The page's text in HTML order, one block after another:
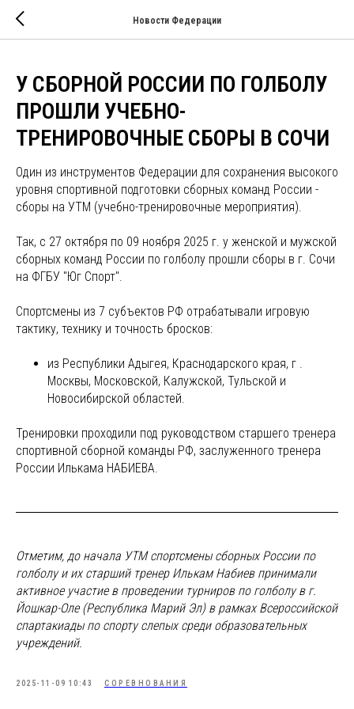
Новости Федерации
У СБОРНОЙ РОССИИ ПО ГОЛБОЛУ
ПРОШЛИ УЧЕБНО-
ТРЕНИРОВОЧНЫЕ СБОРЫ В СОЧИ
Один из инструментов Федерации для сохранения высокого
уровня спортивной подготовки сборных команд России -
сборы на УТМ (учебно-тренировочные мероприятия).
Так, с 27 октября по 09 ноября 2025 г. у женской и мужской
сборных команд России по голболу прошли сборы в г. Сочи
на ФГБУ "Юг Спорт".
Спортсмены из 7 субъектов РФ отрабатывали игровую
тактику, технику и точность бросков:
из Республики Адыгея, Краснодарского края, г .
Москвы, Московской, Калужской, Тульской и
Новосибирской областей.
Тренировки проходили под руководством старшего тренера
спортивной сборной команды РФ, заслуженного тренера
России Илькама НАБИЕВА.
Отметим, до начала УТМ спортсмены сборных России по
голболу и их старший тренер Илькам Набиев принимали
активное участие в проведении турниров по голболу в г.
Йошкар-Оле (Республика Марий Эл) в рамках Всероссийской
спартакиады по спорту слепых среди образовательных
учреждений.
2025-11-09 10:43 СОРЕВНОВАНИЯ